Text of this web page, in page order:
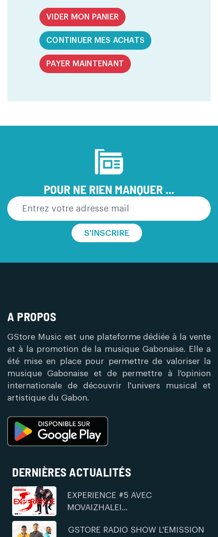
VIDER MON PANIER
CONTINUER MES ACHATS
PAYER MAINTENANT
POUR NE RIEN MANQUER ...
S'INSCRIRE
A PROPOS
GStore Music est une plateforme dédiée à la vente
et à la promotion de la musique Gabonaise. Elle a
été mise en place pour permettre de valoriser la
musique Gabonaise et de permettre à l'opinion
internationale de découvrir l'univers musical et
artistique du Gabon.
DERNIÈRES ACTUALITÉS
EXPERIENCE #5 AVEC
MOVAIZHALEI...
GSTORE RADIO SHOW L'EMISSION